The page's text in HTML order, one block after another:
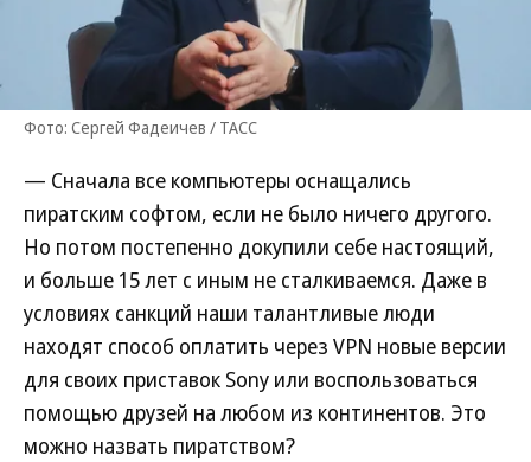
Фото: Сергей Фадеичев / ТАСС
— Сначала все компьютеры оснащались
пиратским софтом, если не было ничего другого.
Но потом постепенно докупили себе настоящий,
и больше 15 лет с иным не сталкиваемся. Даже в
условиях санкций наши талантливые люди
находят способ оплатить через VPN новые версии
для своих приставок Sony или воспользоваться
помощью друзей на любом из континентов. Это
можно назвать пиратством?